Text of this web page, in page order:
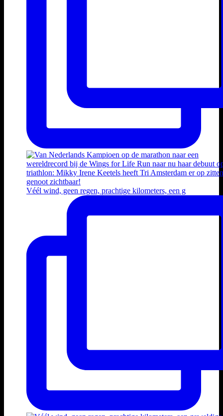
Véél wind, geen regen, prachtige kilometers, een g